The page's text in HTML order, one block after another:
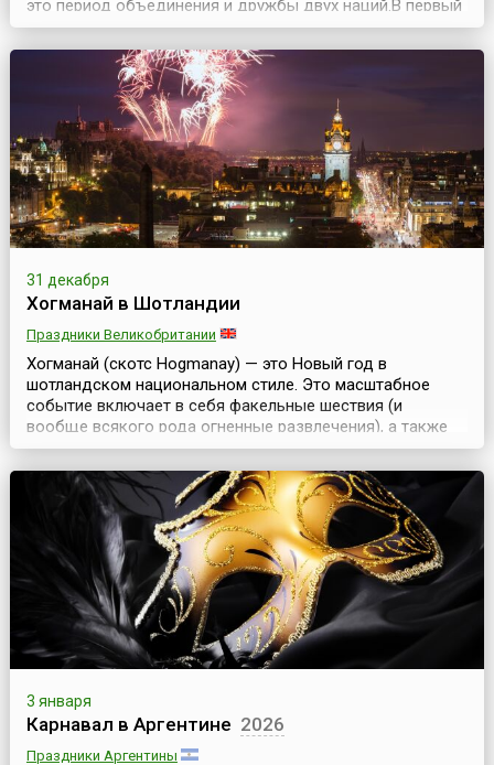
это период объединения и дружбы двух наций.В первый
раз неделя Кванза проходила с 26 декабря 1966 года по
1 января 1967 года.В праздничную неделю, сразу после
Рождества, афро-американцы каждый вечер
собираются за большим столом, зажигают свечи (...
31 декабря
Хогманай в Шотландии
Праздники Великобритании
Хогманай (скотс Hogmanay) — это Новый год в
шотландском национальном стиле. Это масштабное
событие включает в себя факельные шествия (и
вообще всякого рода огненные развлечения), а также
разные вечеринки, представления и аттракционы. Самые
значительные хогманайские мероприятия проходят на
улицах Эдинбурга и Глазго и продолжаются, как
правило, два дня. Этимология слова Hogmanay не
совсем ясна. ...
3 января
Карнавал в Аргентине 2026
Праздники Аргентины